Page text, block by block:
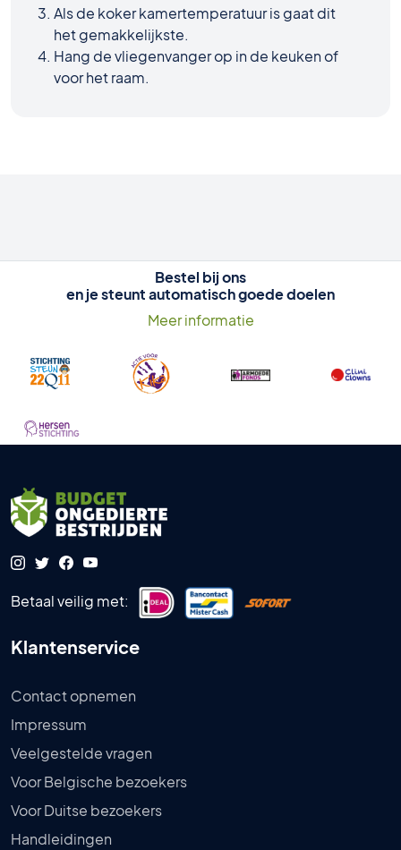
Als de koker kamertemperatuur is gaat dit
het gemakkelijkste.
Hang de vliegenvanger op in de keuken of
voor het raam.
Bestel bij ons
en je steunt automatisch goede doelen
Meer informatie
Betaal veilig met:
Klantenservice
Contact opnemen
Impressum
Veelgestelde vragen
Voor Belgische bezoekers
Voor Duitse bezoekers
Handleidingen